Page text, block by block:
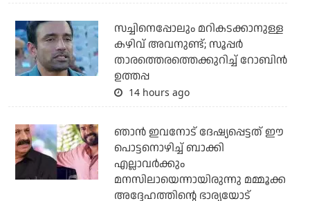
സച്ചിനെപ്പോലും മറികടക്കാനുള്ള
കഴിവ് അവനുണ്ട്; സൂപ്പര്‍
താരത്തെരത്തെക്കുറിച്ച് റോബിന്‍
ഉത്തപ്പ
14 hours ago
ഞാന്‍ ഇവനോട് ദേഷ്യപ്പെട്ടത് ഈ
പൊട്ടനൊഴിച്ച് ബാക്കി
എല്ലാവര്‍ക്കും
മനസിലായെന്നായിരുന്നു മമ്മൂക്ക
അദ്ദേഹത്തിന്റെ ഭാര്യയോട്